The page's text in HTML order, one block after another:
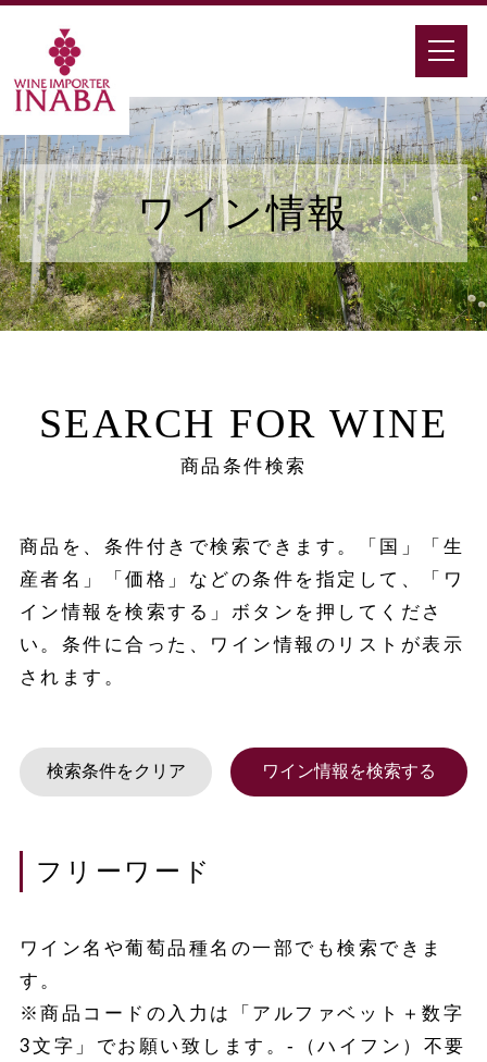
ワイン情報
SEARCH FOR WINE
商品条件検索
商品を、条件付きで検索できます。「国」「生
産者名」「価格」などの条件を指定して、「ワ
イン情報を検索する」ボタンを押してくださ
い。条件に合った、ワイン情報のリストが表示
されます。
フリーワード
ワイン名や葡萄品種名の一部でも検索できま
す。
※商品コードの入力は「アルファベット＋数字
3文字」でお願い致します。‐（ハイフン）不要